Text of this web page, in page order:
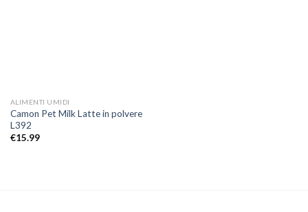
ALIMENTI UMIDI
Camon Pet Milk Latte in polvere
L392
€15.99